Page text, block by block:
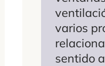
varios
sentido